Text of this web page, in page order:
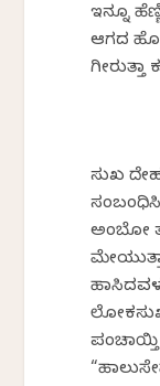
ಇನ್ನೂ
ಆಗದ
ಗೀರುತ್ತಾ
ಸುಖ
ಅಂಬೋ
ಹಾಸಿದವಳ
ಪಂಚಾಯ್ತಿ